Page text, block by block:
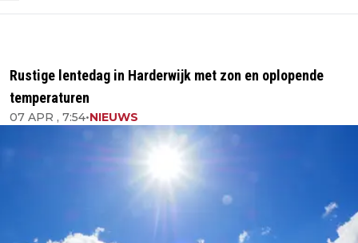
Rustige lentedag in Harderwijk met zon en oplopende
temperaturen
07 APR , 7:54•NIEUWS